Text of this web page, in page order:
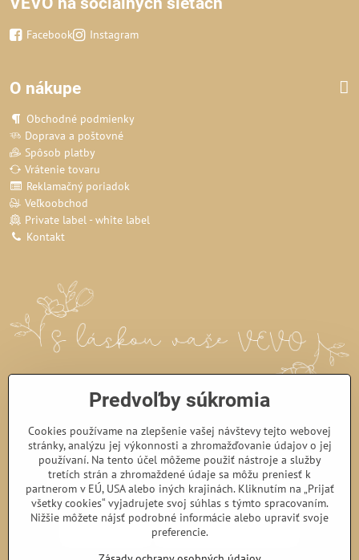
Facebook Instagram
O nákupe
Obchodné podmienky
Doprava a poštovné
Spôsob platby
Vrátenie tovaru
Reklamačný poriadok
Veľkoobchod
Private label - white label
Kontakt
Predvoľby súkromia
Cookies používame na zlepšenie vašej návštevy tejto webovej
stránky, analýzu jej výkonnosti a zhromažďovanie údajov o jej
používaní. Na tento účel môžeme použiť nástroje a služby
tretích strán a zhromaždené údaje sa môžu preniesť k
partnerom v EÚ, USA alebo iných krajinách. Kliknutím na „Prijať
všetky cookies“ vyjadrujete svoj súhlas s týmto spracovaním.
Nižšie môžete nájsť podrobné informácie alebo upraviť svoje
preferencie.